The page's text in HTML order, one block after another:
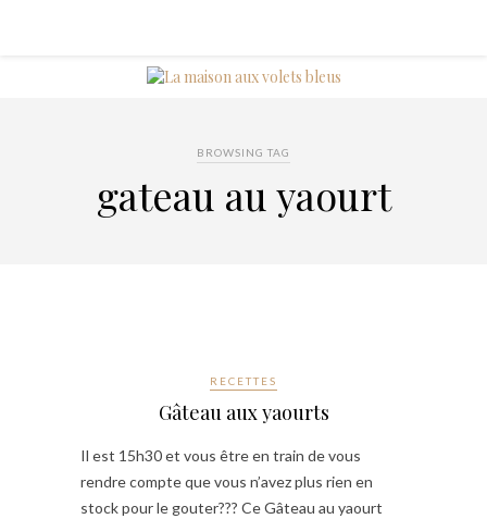
BROWSING TAG
gateau au yaourt
RECETTES
Gâteau aux yaourts
Il est 15h30 et vous être en train de vous
rendre compte que vous n’avez plus rien en
stock pour le gouter??? Ce Gâteau au yaourt